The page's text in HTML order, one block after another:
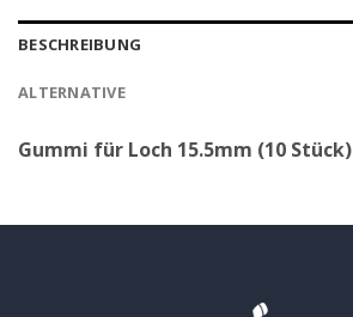
BESCHREIBUNG
ALTERNATIVE
Gummi für Loch 15.5mm (10 Stück)